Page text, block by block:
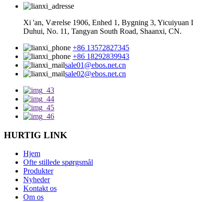
Xi 'an, Værelse 1906, Enhed 1, Bygning 3, Yicuiyuan I
Duhui, No. 11, Tangyan South Road, Shaanxi, CN.
+86 13572827345
+86 18292839943
sale01@ebos.net.cn
sale02@ebos.net.cn
HURTIG LINK
Hjem
Ofte stillede spørgsmål
Produkter
Nyheder
Kontakt os
Om os